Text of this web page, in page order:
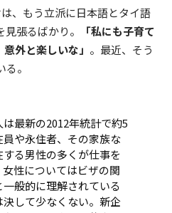
、もう立派に日本語とタイ語
張るばかり。
「私にも子育て
外と楽しいな」 。最近、そう
。
最新の2012年統計で約5
や永住者、その家族な
る男性の多くが仕事を
性についてはビザの関
般的に理解されている
して少なくない。新企